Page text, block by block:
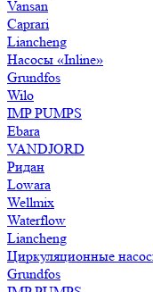
Vansan
Caprari
Liancheng
Насосы «Inline»
Grundfos
Wilo
IMP PUMPS
Ebara
VANDJORD
Ридан
Lowara
Wellmix
Waterflow
Liancheng
Циркуляционные
Grundfos